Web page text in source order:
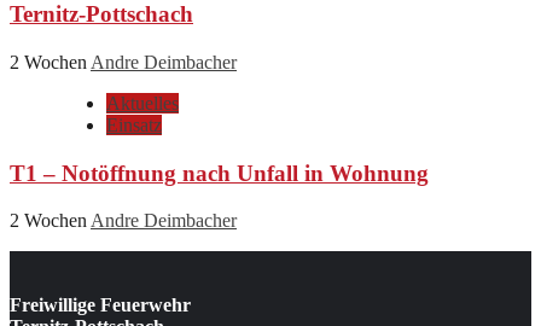
Ternitz-Pottschach
2 Wochen Andre Deimbacher
Aktuelles
Einsatz
T1 – Notöffnung nach Unfall in Wohnung
2 WochenAndre Deimbacher
Freiwillige Feuerwehr